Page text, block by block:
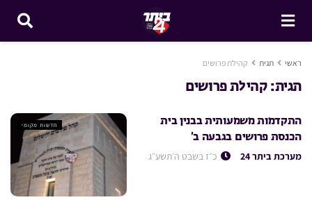
ראשי תגית קהילת פרושים
תגית:קהילת פרושים
חדשות מקומי
התקדמות משמעותית בבנין בית
הכנסת פרושים בגבעה ב’
מערכת ביתר 24 כ״ז בשבט ה׳תשע״ג